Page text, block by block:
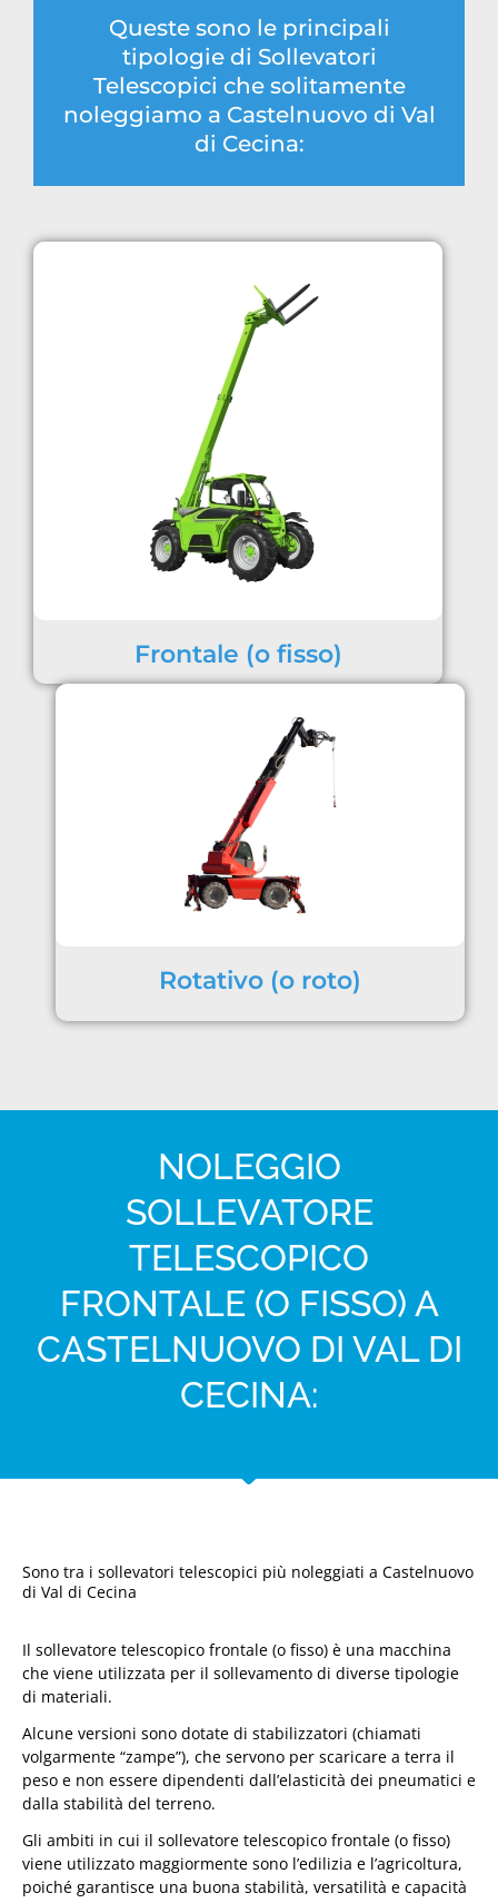
Queste sono le principali
tipologie di Sollevatori
Telescopici che solitamente
noleggiamo a Castelnuovo di Val
di Cecina:
Frontale (o fisso)
Rotativo (o roto)
NOLEGGIO
SOLLEVATORE
TELESCOPICO
FRONTALE (O FISSO) A
CASTELNUOVO DI VAL DI
CECINA:
Sono tra i sollevatori telescopici più noleggiati a Castelnuovo
di Val di Cecina
Il sollevatore telescopico frontale (o fisso) è una macchina
che viene utilizzata per il sollevamento di diverse tipologie
di materiali.
Alcune versioni sono dotate di stabilizzatori (chiamati
volgarmente “zampe”), che servono per scaricare a terra il
peso e non essere dipendenti dall’elasticità dei pneumatici e
dalla stabilità del terreno.
Gli ambiti in cui il sollevatore telescopico frontale (o fisso)
viene utilizzato maggiormente sono l’edilizia e l’agricoltura,
poiché garantisce una buona stabilità, versatilità e capacità